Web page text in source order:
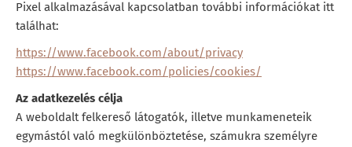
Pixel alkalmazásával kapcsolatban további információkat itt
találhat:
https://www.facebook.com/about/privacy
https://www.facebook.com/policies/cookies/
Az adatkezelés célja
A weboldalt felkereső látogatók, illetve munkameneteik
egymástól való megkülönböztetése, számukra személyre